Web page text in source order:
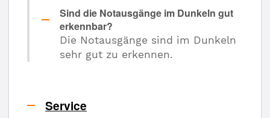
Sind die Notausgänge im Dunkeln gut
erkennbar?
Die Notausgänge sind im Dunkeln
sehr gut zu erkennen.
Service